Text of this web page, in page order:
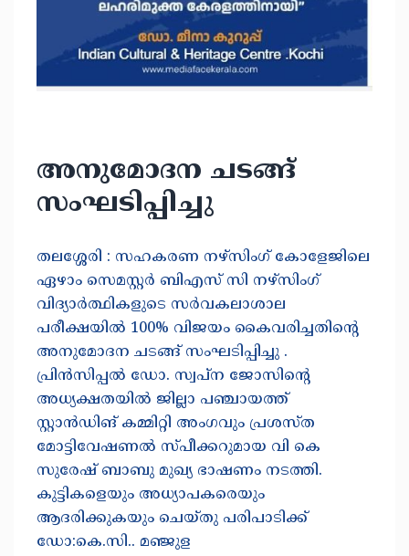
അനുമോദന ചടങ്ങ്
സംഘടിപ്പിച്ചു
തലശ്ശേരി : സഹകരണ നഴ്സിംഗ് കോളേജിലെ
ഏഴാം സെമസ്റ്റർ ബിഎസ് സി നഴ്സിംഗ്
വിദ്യാർത്ഥികളുടെ സർവകലാശാല
പരീക്ഷയിൽ 100% വിജയം കൈവരിച്ചതിന്റെ
അനുമോദന ചടങ്ങ് സംഘടിപ്പിച്ചു .
പ്രിൻസിപ്പൽ ഡോ. സ്വപ്ന ജോസിന്റെ
അധ്യക്ഷതയിൽ ജില്ലാ പഞ്ചായത്ത്
സ്റ്റാൻഡിങ് കമ്മിറ്റി അംഗവും പ്രശസ്ത
മോട്ടിവേഷണൽ സ്പീക്കറുമായ വി കെ
സുരേഷ് ബാബു മുഖ്യ ഭാഷണം നടത്തി.
കുട്ടികളെയും അധ്യാപകരെയും
ആദരിക്കുകയും ചെയ്തു പരിപാടിക്ക്
ഡോ:കെ.സി.. മഞ്ജുള